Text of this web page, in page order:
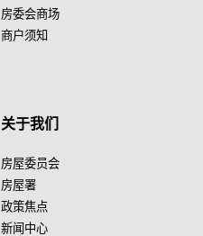
房委会商场
商户须知
关于我们
房屋委员会
房屋署
政策焦点
新闻中心